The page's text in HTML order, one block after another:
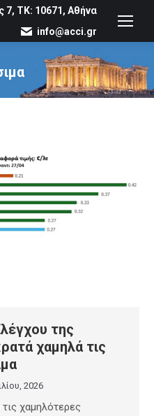
7, ΤΚ: 10671, Αθήνα
info@acci.gr
You are here:
της
χαμηλά τις
2026
χαμηλότερες